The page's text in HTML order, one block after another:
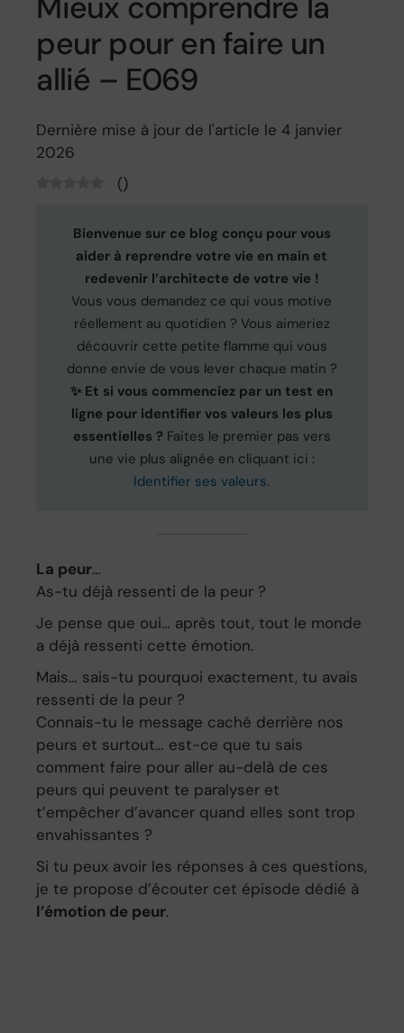
peur pour en faire un
allié – E069
Dernière mise à jour de l'article le 4 janvier
2026
()
Bienvenue sur ce blog conçu pour vous
aider à reprendre votre vie en main et
redevenir l’architecte de votre vie !
Vous vous demandez ce qui vous motive
réellement au quotidien ? Vous aimeriez
découvrir cette petite flamme qui vous
donne envie de vous lever chaque matin ?
✨ Et si vous commenciez par un test en
ligne pour identifier vos valeurs les plus
essentielles ?Faites le premier pas vers
une vie plus alignée en cliquant ici :
Identifier ses valeurs.
La peur…
As-tu déjà ressenti de la peur ?
Je pense que oui… après tout, tout le monde
a déjà ressenti cette émotion.
Mais… sais-tu pourquoi exactement, tu avais
ressenti de la peur ?
Connais-tu le message caché derrière nos
peurs et surtout… est-ce que tu sais
comment faire pour aller au-delà de ces
peurs qui peuvent te paralyser et
t’empêcher d’avancer quand elles sont trop
envahissantes ?
Si tu peux avoir les réponses à ces questions,
je te propose d’écouter cet épisode dédié à
l’émotion de peur.